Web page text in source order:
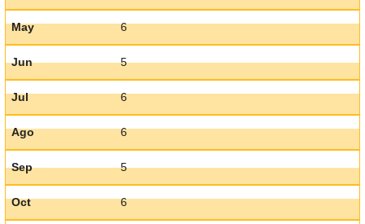
May 6
Jun 5
Jul 6
Ago 6
Sep 5
Oct 6